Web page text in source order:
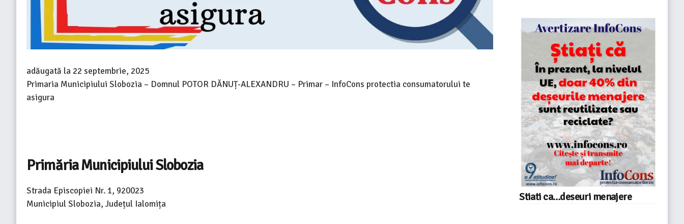
adăugată la 22 septembrie, 2025
Primaria Municipiului Slobozia – Domnul POTOR DĂNUȚ-ALEXANDRU – Primar – InfoCons protectia consumatorului te
asigura
Primăria Municipiului Slobozia
Strada Episcopiei Nr. 1, 920023
Municipiul Slobozia, Județul Ialomița
Stiati ca…deseuri menajere